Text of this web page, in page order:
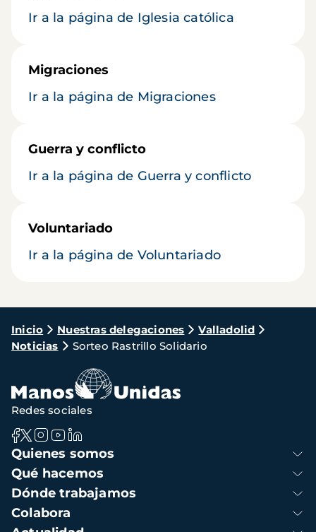
Ir a la página de Iglesia católica
Migraciones
Ir a la página de Migraciones
Guerra y conflicto
Ir a la página de Guerra y conflicto
Voluntariado
Ir a la página de Voluntariado
Ruta
de
navegación
Inicio Nuestras delegaciones
Valladolid
Noticias
Sorteo Rastrillo Solidario
Navegación
principal
Quienes somos
Qué hacemos
Dónde trabajamos
Colabora
Redes sociales